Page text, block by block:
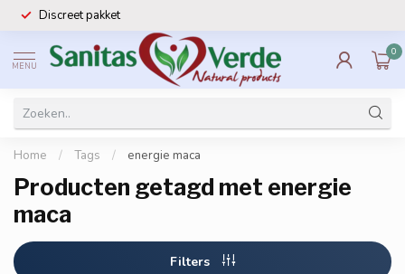
Discreet pakket
MENU
0
Home / Tags / energie maca
Producten getagd met energie
maca
Filters